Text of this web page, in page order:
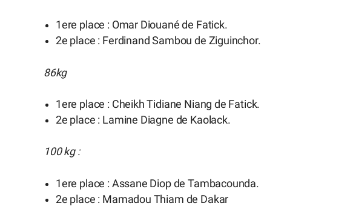
1ere place : Omar Diouané de Fatick.
2e place : Ferdinand Sambou de Ziguinchor.
86kg
1ere place : Cheikh Tidiane Niang de Fatick.
2e place : Lamine Diagne de Kaolack.
100 kg :
1ere place : Assane Diop de Tambacounda.
2e place : Mamadou Thiam de Dakar